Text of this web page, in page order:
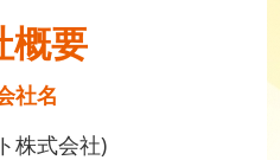
概要
社名
株式会社)